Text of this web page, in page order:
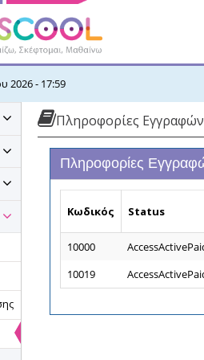
2026 - 17:59
Πληροφορίες Εγγραφών
Πληροφορίες
Κωδικός Status
10000
10019